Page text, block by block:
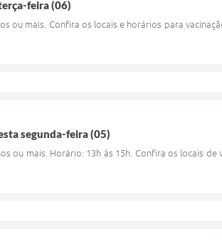
feira (06)
ou mais. Confira os locais e horários para
segunda-feira (05)
ou mais. Horário: 13h às 15h. Confira os locais